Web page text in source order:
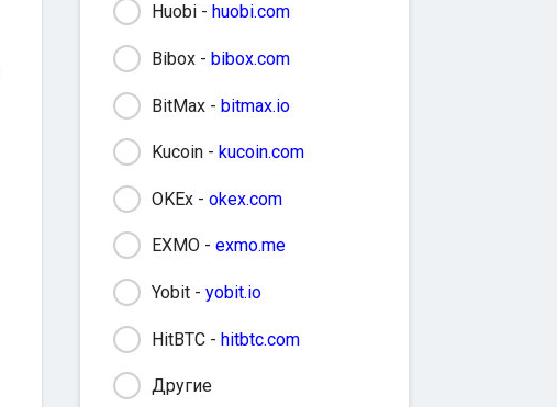
Huobi - huobi.com
Bibox - bibox.com
BitMax - bitmax.io
Kucoin - kucoin.com
OKEx - okex.com
EXMO - exmo.me
Yobit - yobit.io
HitBTC - hitbtc.com
Другие